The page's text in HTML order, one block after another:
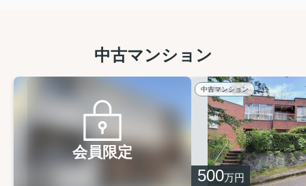
中古マンション
会員限定
中古マンション
500万円